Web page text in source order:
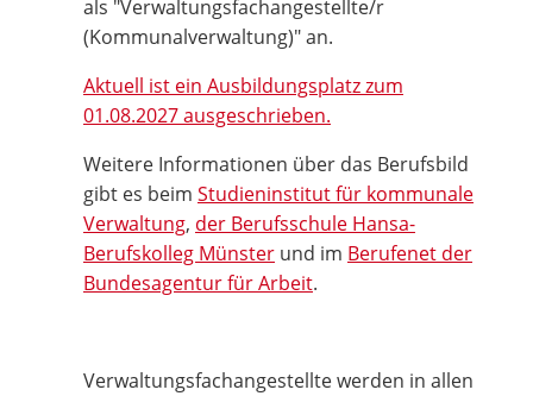
als "Verwaltungsfachangestellte/r
(Kommunalverwaltung)" an.
Aktuell ist ein Ausbildungsplatz zum
01.08.2027 ausgeschrieben.
Weitere Informationen über das Berufsbild
gibt es beim Studieninstitut für kommunale
Verwaltung, der Berufsschule Hansa-
Berufskolleg Münster und im Berufenet der
Bundesagentur für Arbeit.
Verwaltungsfachangestellte werden in allen